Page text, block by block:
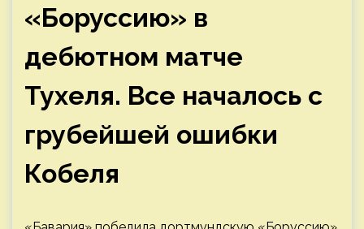
«Боруссию» в
дебютном матче
Тухеля. Все началось с
грубейшей ошибки
Кобеля